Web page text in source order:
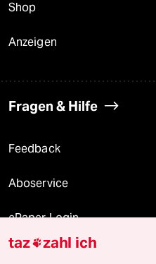
Shop
Anzeigen
Fragen & Hilfe
Feedback
Aboservice
ePaper Login
Downloads für Abonnierende
taz zahl ich